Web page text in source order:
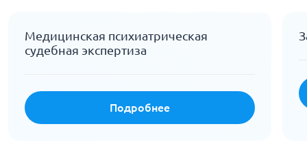
Медицинская психиатрическая
судебная экспертиза
Подробнее